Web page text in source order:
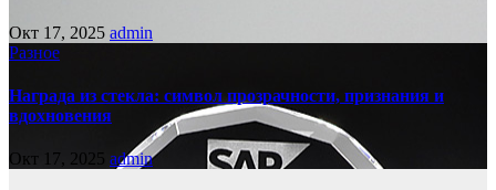
Окт 17, 2025 admin
Разное
Награда из стекла: символ прозрачности, признания и
вдохновения
Окт 17, 2025 admin